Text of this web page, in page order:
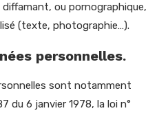
ou pornographique,
(texte, photographie…).
personnelles.
sont notamment
du 6 janvier 1978, la loi n°